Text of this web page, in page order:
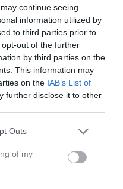
continue seeing
information utilized by
to third parties prior to
out of the further
by third parties on the
This information may
on the IAB’s List of
further disclose it to other
Outs
of my
Tweeta